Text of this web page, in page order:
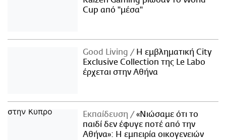
Cup από "μέσα"
Good Living
Η εμβληματική City
Exclusive Collection της Le Labo
έρχεται στην Αθήνα
Εκπαίδευση
«Νιώσαμε ότι το
παιδί δεν έφυγε ποτέ από την
Αθήνα»: Η εμπειρία οικογενειών